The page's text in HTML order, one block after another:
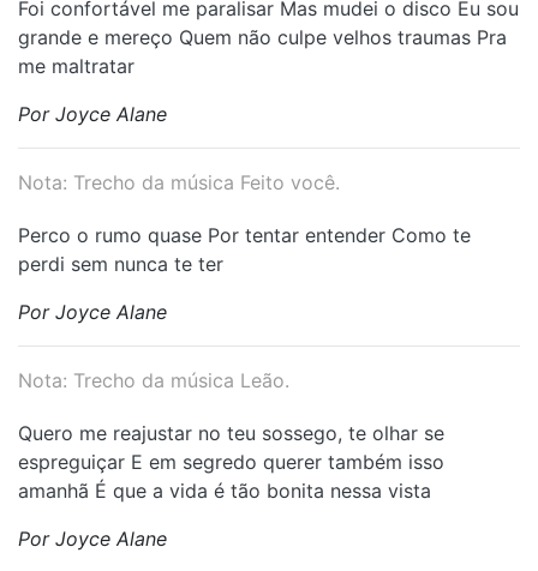
⁠Foi confortável me paralisar Mas mudei o disco Eu sou
grande e mereço Quem não culpe velhos traumas Pra
me maltratar
Por Joyce Alane
Nota: Trecho da música Feito você.
⁠Perco o rumo quase Por tentar entender Como te
perdi sem nunca te ter
Por Joyce Alane
Nota: Trecho da música Leão.
⁠Quero me reajustar no teu sossego, te olhar se
espreguiçar E em segredo querer também isso
amanhã É que a vida é tão bonita nessa vista
Por Joyce Alane